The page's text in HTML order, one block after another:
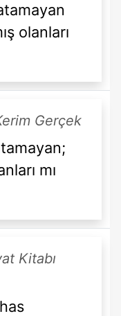
olanları
Gerçek
mı
Kitabı